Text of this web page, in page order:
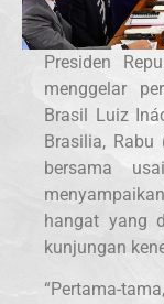
Presiden
menggelar
Brasil Luiz
Brasilia,
bersama
hangat yang
kunjungan
“Pertama-